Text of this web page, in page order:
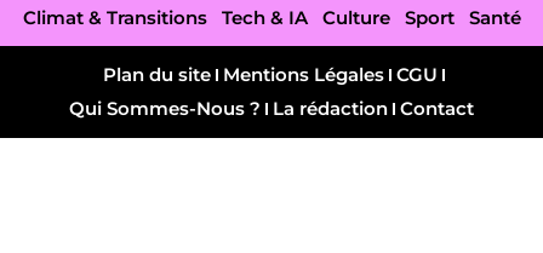
Climat & Transitions
Tech & IA Culture Sport Santé
Plan du site Mentions Légales CGU
Qui Sommes-Nous ?
La rédaction Contact